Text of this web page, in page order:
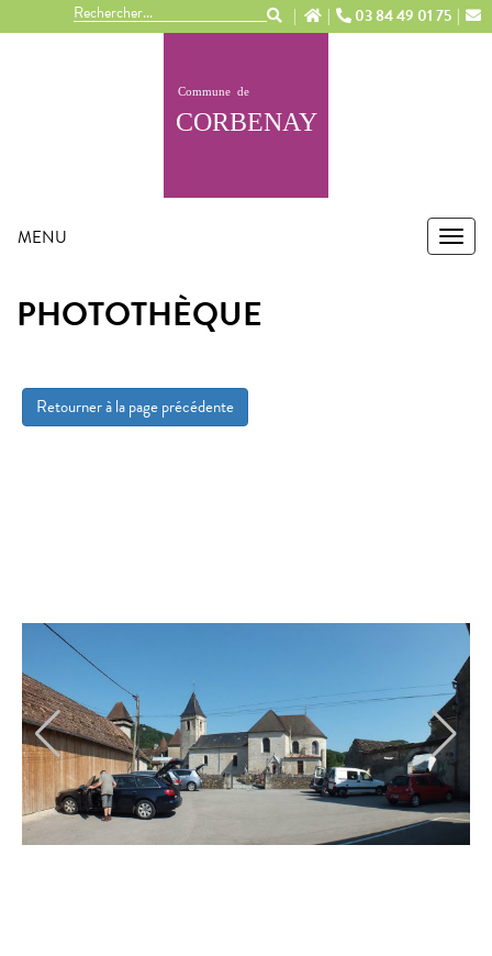
03 84 49 01 75
MENU
PHOTOTHÈQUE
Retourner à la page précédente
Panneau de gestion des cookies